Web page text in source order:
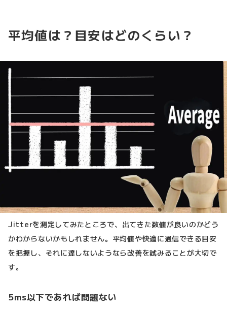
平均値は？目安はどのくらい？
Jitterを測定してみたところで、出てきた数値が良いのかどう
かわからないかもしれません。平均値や快適に通信できる目安
を把握し、それに達しないようなら改善を試みることが大切で
す。
5ms以下であれば問題ない